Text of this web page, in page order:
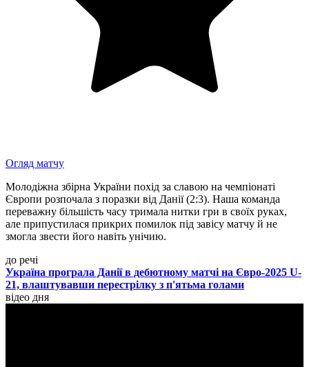
Огляд матчу
Молодіжна збірна України похід за славою на чемпіонаті
Європи розпочала з поразки від Данії (2:3). Наша команда
переважну більшість часу тримала нитки гри в своїх руках,
але припустилася прикрих помилок під завісу матчу й не
змогла звести його навіть унічию.
до речі
Україна програла Данії в дебютному матчі на Євро-2025 U-
21, влаштувавши перестрілку з п'ятьма голами
відео дня